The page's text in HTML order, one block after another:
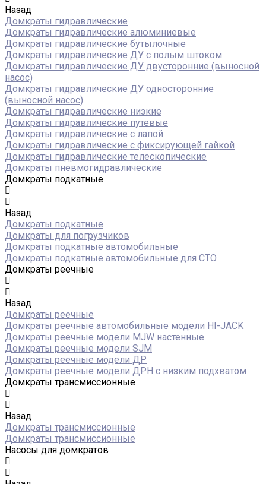
Назад
Домкраты гидравлические
Домкраты гидравлические алюминиевые
Домкраты гидравлические бутылочные
Домкраты гидравлические ДУ c полым штоком
Домкраты гидравлические ДУ двусторонние (выносной
насос)
Домкраты гидравлические ДУ односторонние
(выносной насос)
Домкраты гидравлические низкие
Домкраты гидравлические путевые
Домкраты гидравлические с лапой
Домкраты гидравлические с фиксирующей гайкой
Домкраты гидравлические телескопические
Домкраты пневмогидравлические
Домкраты подкатные
Назад
Домкраты подкатные
Домкраты для погрузчиков
Домкраты подкатные автомобильные
Домкраты подкатные автомобильные для СТО
Домкраты реечные
Назад
Домкраты реечные
Домкраты реечные автомобильные модели HI-JACK
Домкраты реечные модели MJW настенные
Домкраты реечные модели SJM
Домкраты реечные модели ДР
Домкраты реечные модели ДРН с низким подхватом
Домкраты трансмиссионные
Назад
Домкраты трансмиссионные
Домкраты трансмиссионные
Насосы для домкратов